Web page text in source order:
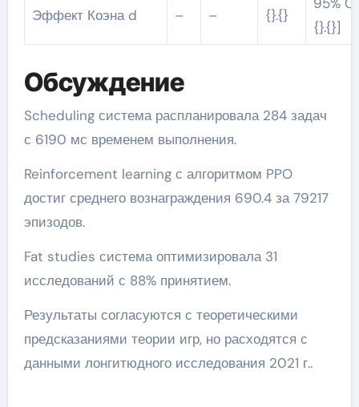
Эффект Коэна d – – {}.{}
{}.{}]
Обсуждение
Scheduling система распланировала 284 задач
с 6190 мс временем выполнения.
Reinforcement learning с алгоритмом PPO
достиг среднего вознаграждения 690.4 за 79217
эпизодов.
Fat studies система оптимизировала 31
исследований с 88% принятием.
Результаты согласуются с теоретическими
предсказаниями теории игр, но расходятся с
данными лонгитюдного исследования 2021 г..